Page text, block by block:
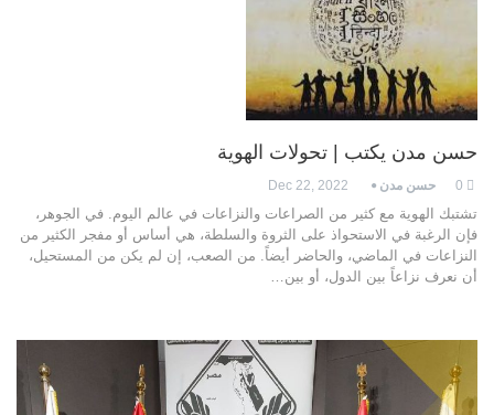
حسن مدن يكتب | تحولات الهوية
حسن مدن Dec 22, 2022
تشتبك الهوية مع كثير من الصراعات والنزاعات في عالم اليوم. في الجوهر،
فإن الرغبة في الاستحواذ على الثروة والسلطة، هي أساس أو مفجر الكثير من
النزاعات في الماضي، والحاضر أيضاً. من الصعب، إن لم يكن من المستحيل،
أن نعرف نزاعاً بين الدول، أو بين…